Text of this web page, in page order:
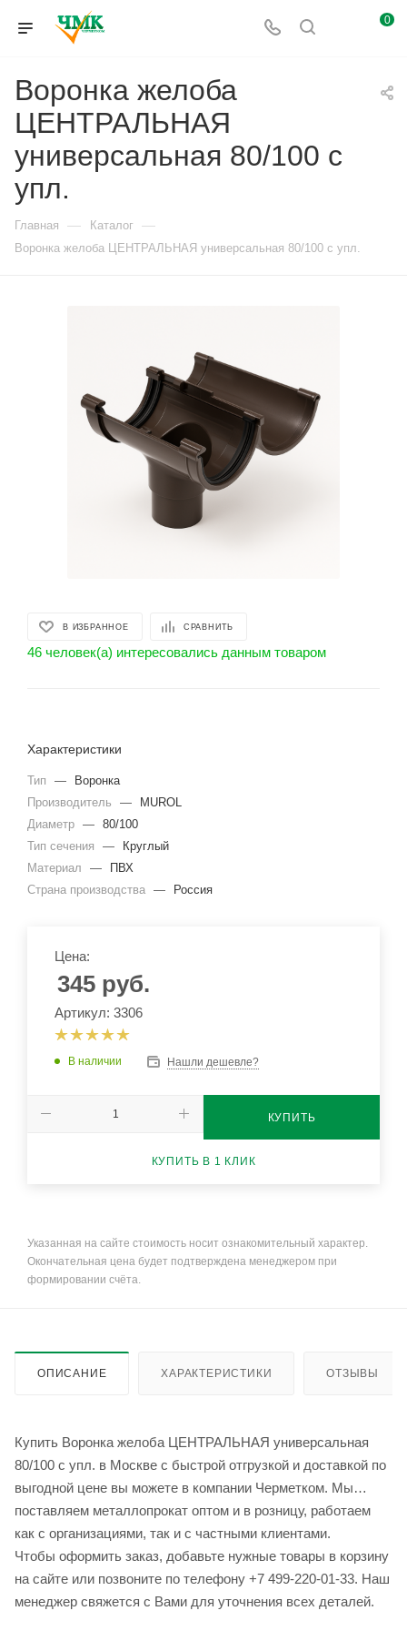
0
Воронка желоба
ЦЕНТРАЛЬНАЯ
универсальная 80/100 с
упл.
Главная — Каталог —
Воронка желоба ЦЕНТРАЛЬНАЯ универсальная 80/100 с упл.
В ИЗБРАННОЕ СРАВНИТЬ
46 человек(а) интересовались данным товаром
Характеристики
Тип —
Воронка
Производитель
—
MUROL
Диаметр — 80/100
Тип сечения
—
Круглый
Материал
—
ПВХ
Страна производства — Россия
Цена:
345 руб.
Артикул: 3306
В наличии Нашли дешевле?
КУПИТЬ
КУПИТЬ В 1 КЛИК
Указанная на сайте стоимость носит ознакомительный характер.
Окончательная цена будет подтверждена менеджером при
формировании счёта.
ОПИСАНИЕ ХАРАКТЕРИСТИКИ ОТЗЫВЫ
Купить Воронка желоба ЦЕНТРАЛЬНАЯ универсальная
80/100 с упл. в Москве с быстрой отгрузкой и доставкой по
выгодной цене вы можете в компании Черметком. Мы
поставляем металлопрокат оптом и в розницу, работаем
как с организациями, так и с частными клиентами.
Чтобы оформить заказ, добавьте нужные товары в корзину
на сайте или позвоните по телефону +7 499-220-01-33. Наш
менеджер свяжется с Вами для уточнения всех деталей.